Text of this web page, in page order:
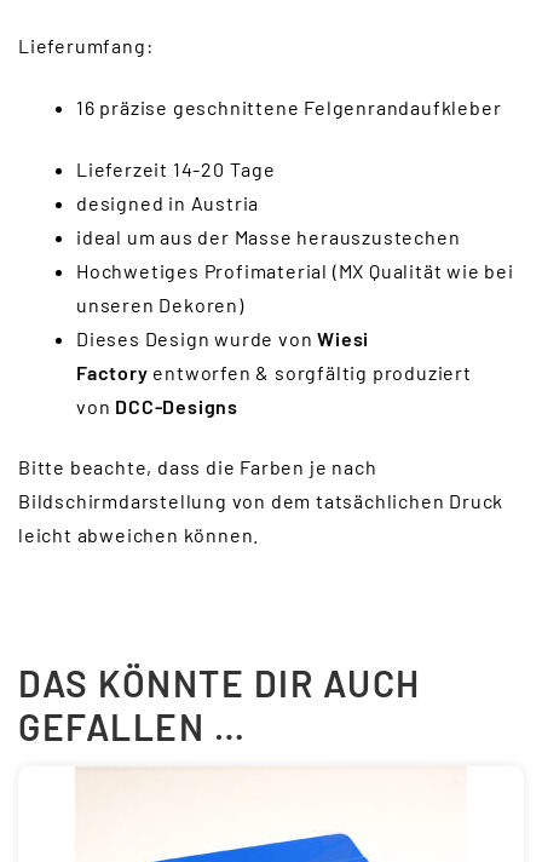
Lieferumfang:
16 präzise geschnittene Felgenrandaufkleber
Lieferzeit 14-20 Tage
designed in Austria
ideal um aus der Masse herauszustechen
Hochwetiges Profimaterial (MX Qualität wie bei
unseren Dekoren)
Dieses Design wurde vonWiesi
Factory entworfen & sorgfältig produziert
von DCC-Designs
Bitte beachte, dass die Farben je nach
Bildschirmdarstellung von dem tatsächlichen Druck
leicht abweichen können.
DAS KÖNNTE DIR AUCH
GEFALLEN …